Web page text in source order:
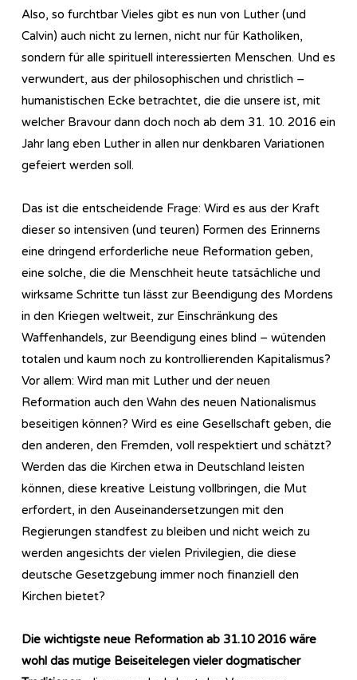
Also, so furchtbar Vieles gibt es nun von Luther (und
Calvin) auch nicht zu lernen, nicht nur für Katholiken,
sondern für alle spirituell interessierten Menschen. Und es
verwundert, aus der philosophischen und christlich –
humanistischen Ecke betrachtet, die die unsere ist, mit
welcher Bravour dann doch noch ab dem 31. 10. 2016 ein
Jahr lang eben Luther in allen nur denkbaren Variationen
gefeiert werden soll.
Das ist die entscheidende Frage: Wird es aus der Kraft
dieser so intensiven (und teuren) Formen des Erinnerns
eine dringend erforderliche neue Reformation geben,
eine solche, die die Menschheit heute tatsächliche und
wirksame Schritte tun lässt zur Beendigung des Mordens
in den Kriegen weltweit, zur Einschränkung des
Waffenhandels, zur Beendigung eines blind – wütenden
totalen und kaum noch zu kontrollierenden Kapitalismus?
Vor allem: Wird man mit Luther und der neuen
Reformation auch den Wahn des neuen Nationalismus
beseitigen können? Wird es eine Gesellschaft geben, die
den anderen, den Fremden, voll respektiert und schätzt?
Werden das die Kirchen etwa in Deutschland leisten
können, diese kreative Leistung vollbringen, die Mut
erfordert, in den Auseinandersetzungen mit den
Regierungen standfest zu bleiben und nicht weich zu
werden angesichts der vielen Privilegien, die diese
deutsche Gesetzgebung immer noch finanziell den
Kirchen bietet?
Die wichtigste neue Reformation ab 31.10 2016 wäre
wohl das mutige Beiseitelegen vieler dogmatischer